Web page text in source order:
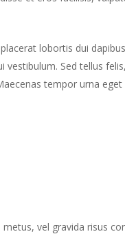
lobortis dui
Sed tellus
tempor urna
vel gravida risus